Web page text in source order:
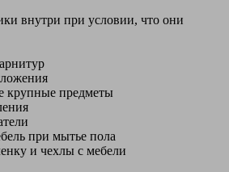
внутри при условии, что они
крупные предметы
при мытье пола
и чехлы с мебели